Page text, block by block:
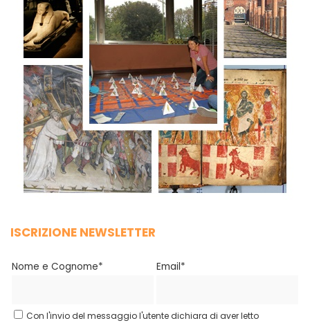
ISCRIZIONE NEWSLETTER
Nome e Cognome* Email*
Con l'invio del messaggio l'utente dichiara di aver letto